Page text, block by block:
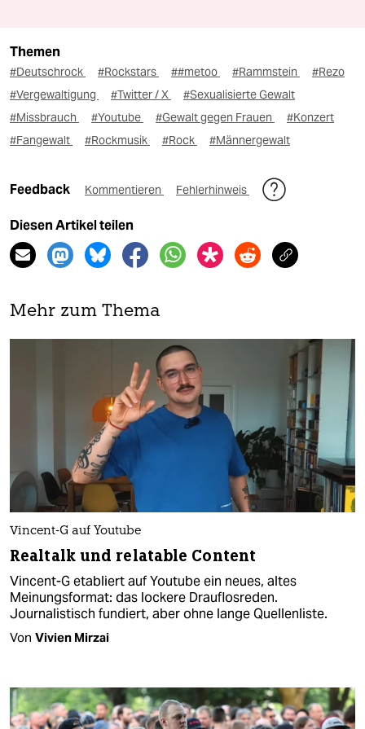
Themen
#Deutschrock #Rockstars ##metoo #Rammstein
#Rezo
#Vergewaltigung
#Twitter / X
#Sexualisierte Gewalt
#Missbrauch
#Youtube #Gewalt gegen Frauen
#Konzert
#Fangewalt
#Rockmusik #Rock #Männergewalt
Feedback Kommentieren Fehlerhinweis
Diesen Artikel teilen
Mehr zum Thema
Vincent-G auf Youtube
Realtalk und relatable Content
Vincent-G etabliert auf Youtube ein neues, altes
Meinungsformat: das lockere Drauflosreden.
Journalistisch fundiert, aber ohne lange Quellenliste.
Von Vivien Mirzai